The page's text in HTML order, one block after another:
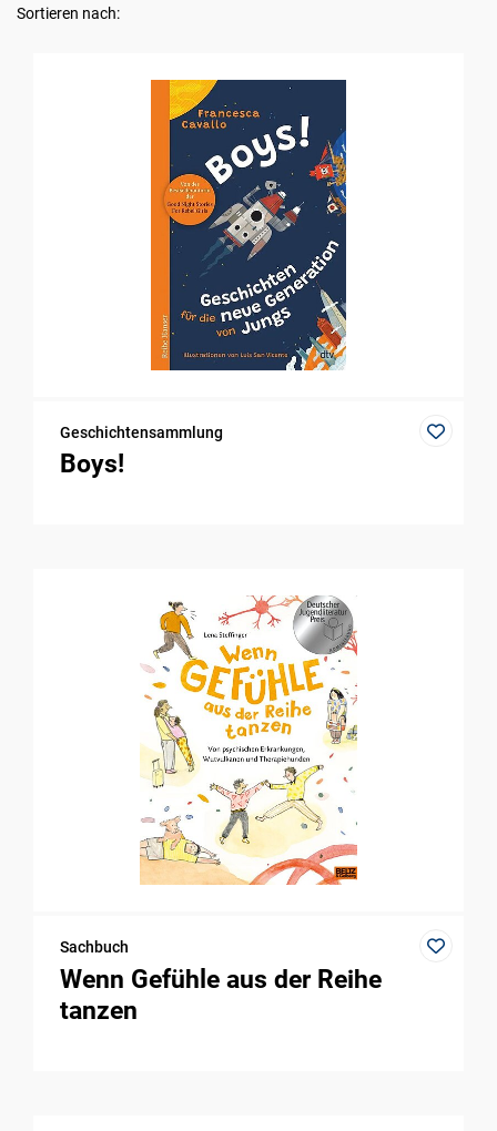
Sortieren nach:
Geschichtensammlung
Boys!
Sachbuch
Wenn Gefühle aus der Reihe
tanzen